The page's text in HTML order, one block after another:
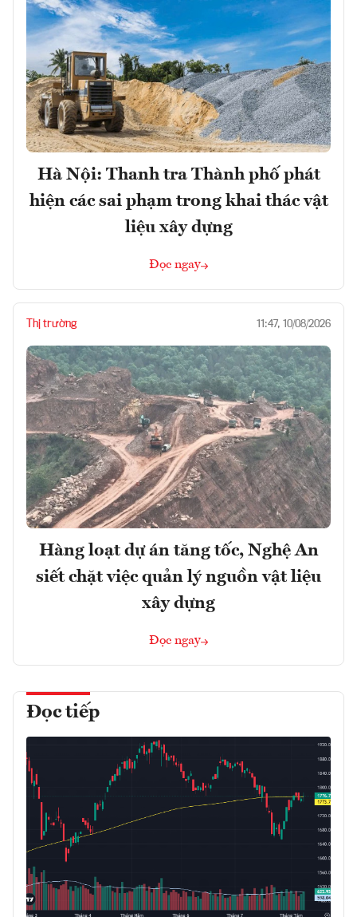
Hà Nội: Thanh tra Thành phố phát
hiện các sai phạm trong khai thác vật
liệu xây dựng
Đọc ngay
Thị trường 11:47, 10/08/2026
Hàng loạt dự án tăng tốc, Nghệ An
siết chặt việc quản lý nguồn vật liệu
xây dựng
Đọc ngay
Đọc tiếp